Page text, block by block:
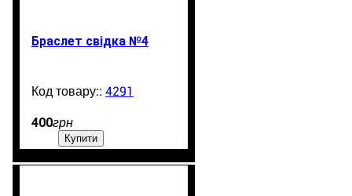
Браслет свідка №4
4291
400грн
Купити